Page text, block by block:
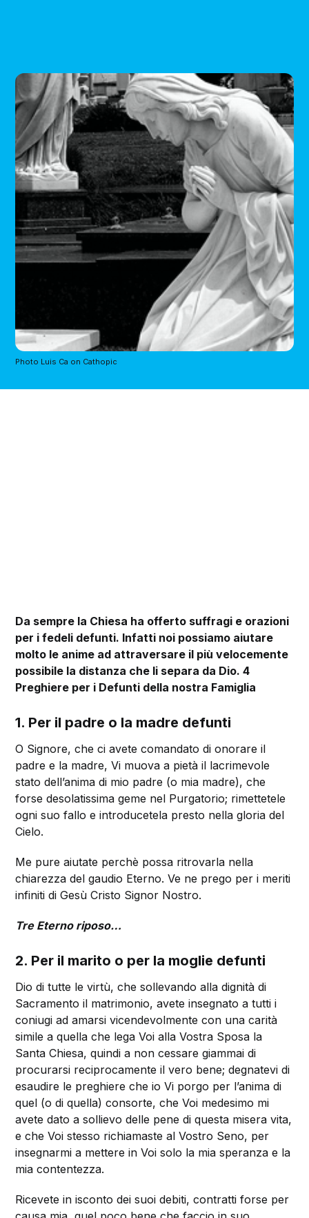
Photo Luis Ca on Cathopic
Da sempre la Chiesa ha offerto suffragi e orazioni
per i fedeli defunti. Infatti noi possiamo aiutare
molto le anime ad attraversare il più velocemente
possibile la distanza che li separa da Dio. 4
Preghiere per i Defunti della nostra Famiglia
1. Per il padre o la madre defunti
O Signore, che ci avete comandato di onorare il
padre e la madre, Vi muova a pietà il lacrimevole
stato dell’anima di mio padre (o mia madre), che
forse desolatissima geme nel Purgatorio; rimettetele
ogni suo fallo e introducetela presto nella gloria del
Cielo.
Me pure aiutate perchè possa ritrovarla nella
chiarezza del gaudio Eterno. Ve ne prego per i meriti
infiniti di Gesù Cristo Signor Nostro.
Tre Eterno riposo…
2. Per il marito o per la moglie defunti
Dio di tutte le virtù, che sollevando alla dignità di
Sacramento il matrimonio, avete insegnato a tutti i
coniugi ad amarsi vicendevolmente con una carità
simile a quella che lega Voi alla Vostra Sposa la
Santa Chiesa, quindi a non cessare giammai di
procurarsi reciprocamente il vero bene; degnatevi di
esaudire le preghiere che io Vi porgo per l’anima di
quel (o di quella) consorte, che Voi medesimo mi
avete dato a sollievo delle pene di questa misera vita,
e che Voi stesso richiamaste al Vostro Seno, per
insegnarmi a mettere in Voi solo la mia speranza e la
mia contentezza.
Ricevete in isconto dei suoi debiti, contratti forse per